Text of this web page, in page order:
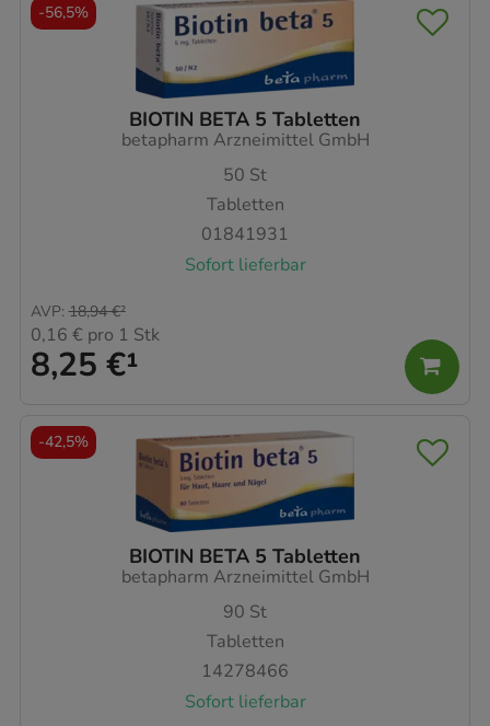
BIOTIN BETA 5 Tabletten
betapharm Arzneimittel GmbH
50 St
Tabletten
01841931
Sofort lieferbar
8,25 €¹
AVP: 18,94 €²
0,16 € pro 1 Stk
-56,5%
BIOTIN BETA 5 Tabletten
betapharm Arzneimittel GmbH
90 St
Tabletten
14278466
Sofort lieferbar
-42,5%